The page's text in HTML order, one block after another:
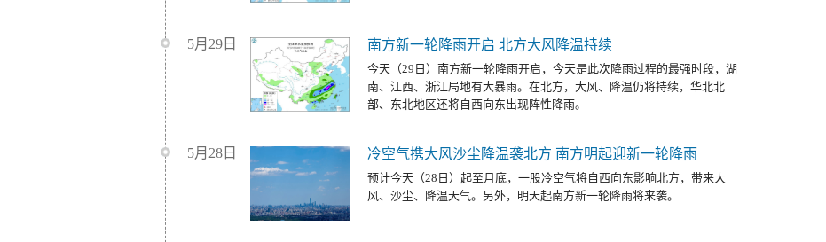
5月29日 南方新一轮降雨开启 北方大风降温持续
今天（29日）南方新一轮降雨开启，今天是此次降雨过程的最强时段，湖
南、江西、浙江局地有大暴雨。在北方，大风、降温仍将持续，华北北
部、东北地区还将自西向东出现阵性降雨。
5月28日 冷空气携大风沙尘降温袭北方 南方明起迎新一轮降雨
预计今天（28日）起至月底，一股冷空气将自西向东影响北方，带来大
风、沙尘、降温天气。另外，明天起南方新一轮降雨将来袭。